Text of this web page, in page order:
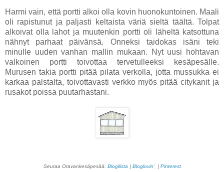
Harmi vain, että portti alkoi olla kovin huonokuntoinen. Maali
oli rapistunut ja paljasti keltaista väriä sieltä täältä. Tolpat
alkoivat olla lahot ja muutenkin portti oli läheltä katsottuna
nähnyt parhaat päivänsä. Onneksi taidokas isäni teki
minulle uuden vanhan mallin mukaan. Nyt uusi hohtavan
valkoinen portti toivottaa tervetulleeksi kesäpesälle.
Murusen takia portti pitää pilata verkolla, jotta mussukka ei
karkaa palstalta, toivottavasti verkko myös pitää citykanit ja
rusakot poissa puutarhastani.
Seuraa Oravankesäpesää: Blogilista | Bloglovin' | Pinterest